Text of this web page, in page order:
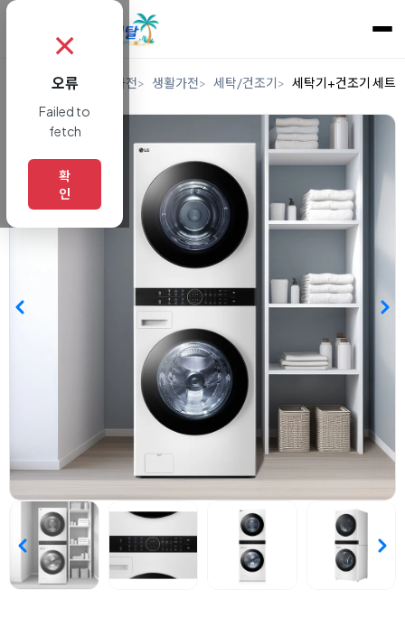
렌탈 디지털/가전 생활가전 세탁/건조기 세탁기+건조기 세트
✗
오류
Failed to
fetch
확
인